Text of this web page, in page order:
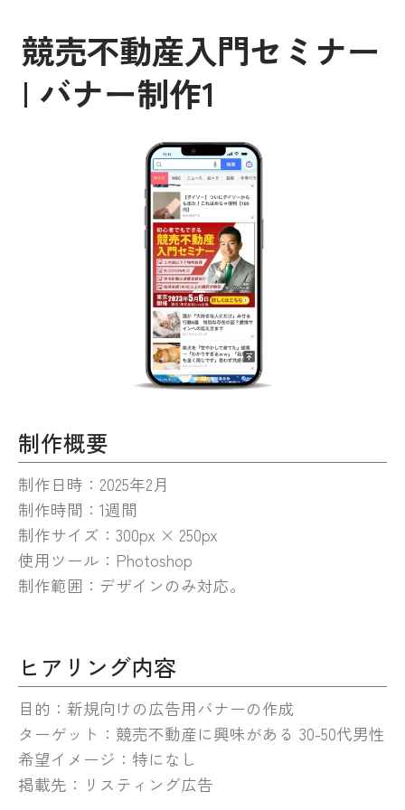
競売不動産入門セミナー
| バナー制作1
制作概要
制作日時：2025年2月
制作時間：1週間
制作サイズ：300px × 250px
使用ツール：Photoshop
制作範囲：デザインのみ対応。
ヒアリング内容
目的：新規向けの広告用バナーの作成
ターゲット：競売不動産に興味がある 30-50代男性
希望イメージ：特になし
掲載先：リスティング広告